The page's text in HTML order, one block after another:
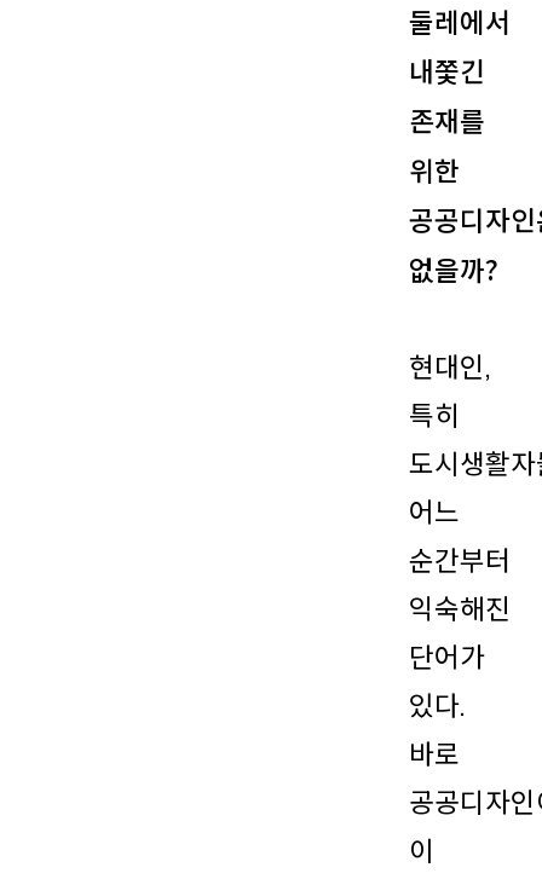
둘레에서
내쫓긴
존재를
위한
공공디자
없을까?
현대인,
특히
도시생활
어느
순간부터
익숙해진
단어가
있다.
바로
공공디자인
이